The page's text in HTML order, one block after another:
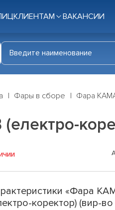
КЛИЕНТАМ ВАКАНСИИ
Фары в сборе Фара
«Фара
коректор) (вир-во